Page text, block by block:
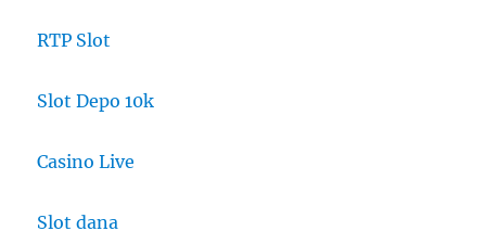
RTP Slot
Slot Depo 10k
Casino Live
Slot dana